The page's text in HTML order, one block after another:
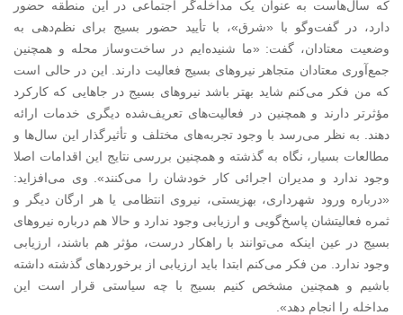
که سال‌هاست به عنوان یک مداخله‌گر اجتماعی در این منطقه حضور
دارد، در گفت‌وگو با «شرق»، با تأیید حضور بسیج برای نظم‌دهی به
وضعیت معتادان، گفت: «ما شنیده‌ایم در ساخت‌وساز محله و همچنین
جمع‌آوری معتادان متجاهر نیروهای بسیج فعالیت دارند. این در حالی است
که من فکر می‌کنم شاید بهتر باشد نیروهای بسیج در جاهایی که کارکرد
مؤثرتر دارند و همچنین در فعالیت‌های تعریف‌شده دیگری خدمات ارائه
دهند. به نظر می‌رسد با وجود تجربه‌های مختلف و تأثیرگذار این سال‌ها و
مطالعات بسیار، نگاه به گذشته و همچنین بررسی نتایج این اقدامات اصلا
وجود ندارد و مدیران اجرائی کار خودشان را می‌کنند». وی می‌افزاید:
«درباره ورود شهرداری، بهزیستی، نیروی انتظامی یا هر ارگان دیگر و
ثمره فعالیتشان پاسخ‌گویی و ارزیابی وجود ندارد و حالا هم درباره نیروهای
بسیج در عین اینکه می‌توانند با راهکار درست، مؤثر هم باشند، ارزیابی
وجود ندارد. من فکر می‌کنم ابتدا باید ارزیابی از برخوردهای گذشته داشته
باشیم و همچنین مشخص کنیم بسیج با چه سیاستی قرار است این
مداخله را انجام دهد».